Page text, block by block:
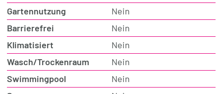
Gartennutzung
Nein
Barrierefrei
Nein
Klimatisiert
Nein
Wasch/Trockenraum
Nein
Swimmingpool
Nein